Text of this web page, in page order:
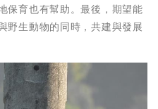
保育也有幫助。最後，期望能
野生動物的同時，共建與發展